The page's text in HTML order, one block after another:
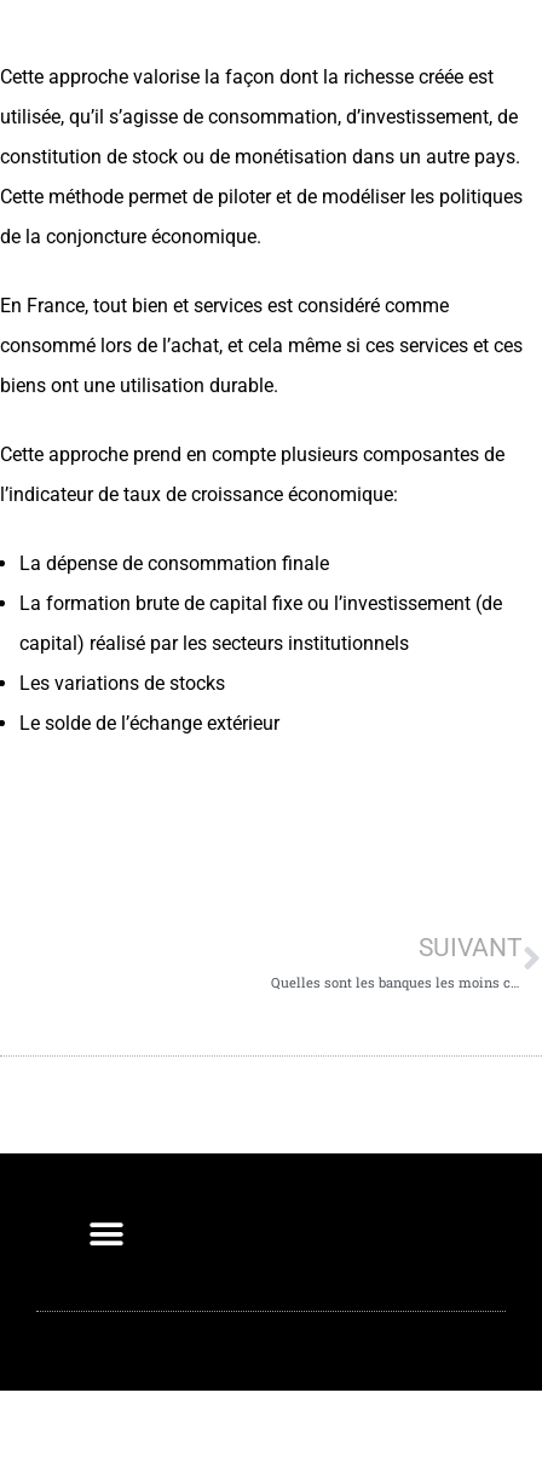
Cette approche valorise la façon dont la richesse créée est
utilisée, qu’il s’agisse de consommation, d’investissement, de
constitution de stock ou de monétisation dans un autre pays.
Cette méthode permet de piloter et de modéliser les politiques
de la conjoncture économique.
En France, tout bien et services est considéré comme
consommé lors de l’achat, et cela même si ces services et ces
biens ont une utilisation durable.
Cette approche prend en compte plusieurs composantes de
l’indicateur de taux de croissance économique:
La dépense de consommation finale
La formation brute de capital fixe ou l’investissement (de
capital) réalisé par les secteurs institutionnels
Les variations de stocks
Le solde de l’échange extérieur
SUIVANT
Quelles sont les banques les moins chères pour cette année 2022 ?